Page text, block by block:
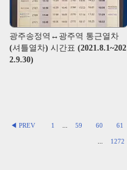
광주송정역↔광주역 통근열차
(셔틀열차) 시간표 (2021.8.1~202
2.9.30)
◀ PREV 1 59 60 61
1272